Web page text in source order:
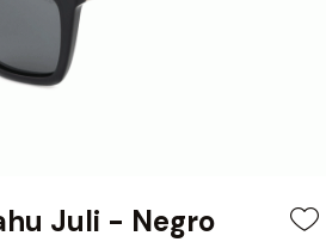
Juli - Negro